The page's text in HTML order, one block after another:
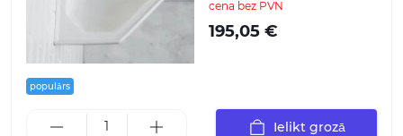
populārs
cena bez PVN
195,05 €
Ielikt grozā